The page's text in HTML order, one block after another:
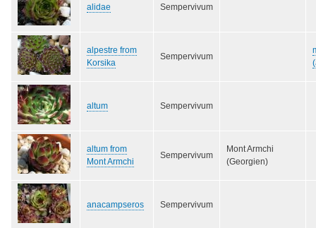
alidae Sempervivum
alpestre from
Korsika
Sempervivum
altum Sempervivum
altum from
Mont Armchi
Sempervivum
Mont Armchi
(Georgien)
anacampseros Sempervivum